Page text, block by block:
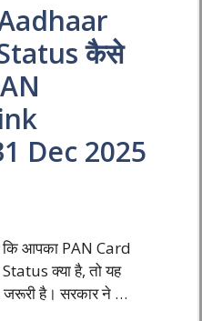
कैसे
Dec 2025
कि आपका PAN Card
क्या है, तो यह
जरूरी है। सरकार ने …